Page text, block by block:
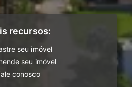
recursos:
seu imóvel
seu imóvel
conosco